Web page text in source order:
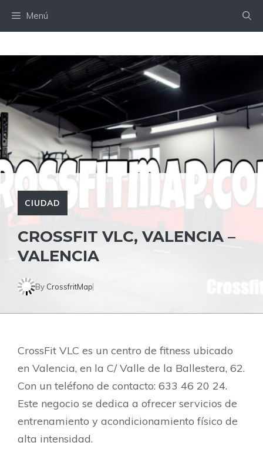
Menú
CIUDAD
CROSSFIT VLC, VALENCIA –
VALENCIA
By CrossfritMap
CrossFit VLC es un centro de fitness ubicado
en Valencia, en la C/ Valle de la Ballestera, 62.
Con un teléfono de contacto: 633 46 20 24.
Este negocio se dedica a ofrecer servicios de
entrenamiento y acondicionamiento físico de
alta intensidad.